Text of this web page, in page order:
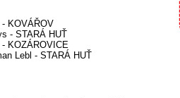
KOVÁŘOV
- STARÁ HUŤ
KOZÁROVICE
Lebl - STARÁ HUŤ